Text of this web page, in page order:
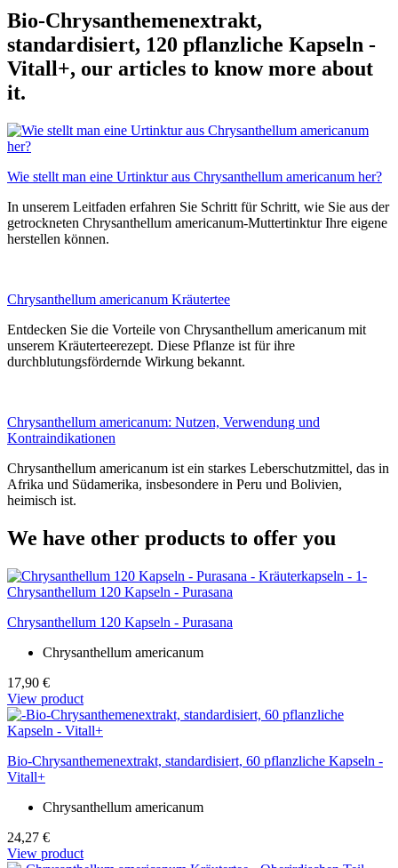
Bio-Chrysanthemenextrakt,
standardisiert, 120 pflanzliche Kapseln -
Vitall+, our articles to know more about
it.
Wie stellt man eine Urtinktur aus Chrysanthellum americanum her?
In unserem Leitfaden erfahren Sie Schritt für Schritt, wie Sie aus der
getrockneten Chrysanthellum americanum-Muttertinktur Ihre eigene
herstellen können.
Chrysanthellum americanum Kräutertee
Entdecken Sie die Vorteile von Chrysanthellum americanum mit
unserem Kräuterteerezept. Diese Pflanze ist für ihre
durchblutungsfördernde Wirkung bekannt.
Chrysanthellum americanum: Nutzen, Verwendung und
Kontraindikationen
Chrysanthellum americanum ist ein starkes Leberschutzmittel, das in
Afrika und Südamerika, insbesondere in Peru und Bolivien,
heimisch ist.
We have other products to offer you
Chrysanthellum 120 Kapseln - Purasana
Chrysanthellum americanum
17,90 €
View product
Bio-Chrysanthemenextrakt, standardisiert, 60 pflanzliche Kapseln -
Vitall+
Chrysanthellum americanum
24,27 €
View product